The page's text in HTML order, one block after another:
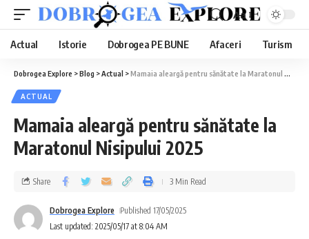
Aa
Actual Istorie Dobrogea PE BUNE Afaceri Turism
Dobrogea Explore >Blog >Actual >Mamaia aleargă pentru sănătate la Maratonul Nisipului 2025
ACTUAL
Mamaia aleargă pentru sănătate la
Maratonul Nisipului 2025
Last updated: 2025/05/17 at 8:04 AM
Dobrogea Explore Published 17/05/2025
Share 3 Min Read